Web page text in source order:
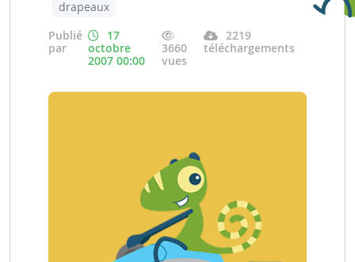
drapeaux
Publié
par
17
octobre
2007 00:00
3660
vues
2219
téléchargements